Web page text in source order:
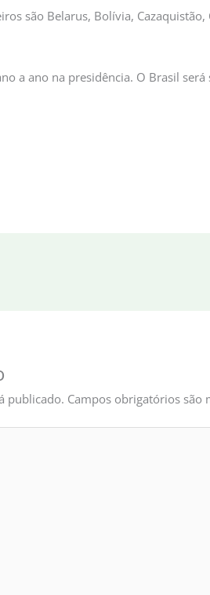
são Belarus, Bolívia,
a ano na presidência. O Brasil
publicado. Campos obrigatórios são